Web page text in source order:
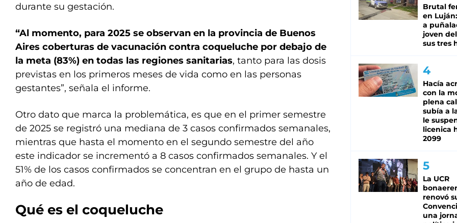
durante su gestación.
“Al momento, para 2025 se observan en la provincia de Buenos
Aires coberturas de vacunación contra coqueluche por debajo de
la meta (83%) en todas las regiones sanitarias, tanto para las dosis
previstas en los primeros meses de vida como en las personas
gestantes”, señala el informe.
Otro dato que marca la problemática, es que en el primer semestre
de 2025 se registró una mediana de 3 casos confirmados semanales,
mientras que hasta el momento en el segundo semestre del año
este indicador se incrementó a 8 casos confirmados semanales. Y el
51% de los casos confirmados se concentran en el grupo de hasta un
año de edad.
Qué es el coqueluche
Brutal
en
a
joven
sus tres
Hacía
con la
plena
subía a
le
licenica
2099
La UCR
renovó
una